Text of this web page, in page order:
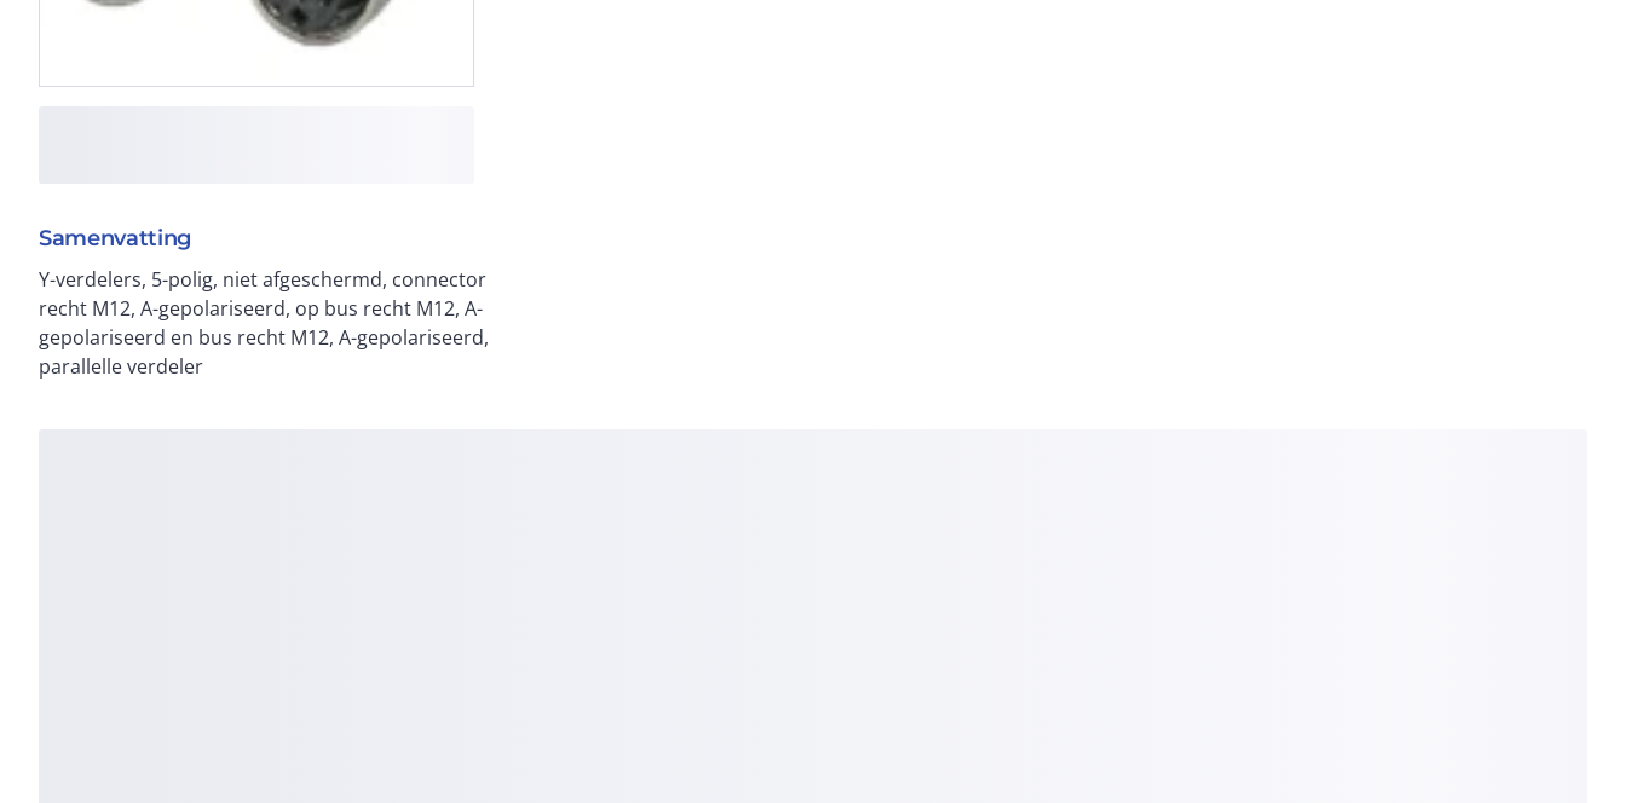
Samenvatting
Y-verdelers, 5-polig, niet afgeschermd, connector
recht M12, A-gepolariseerd, op bus recht M12, A-
gepolariseerd en bus recht M12, A-gepolariseerd,
parallelle verdeler